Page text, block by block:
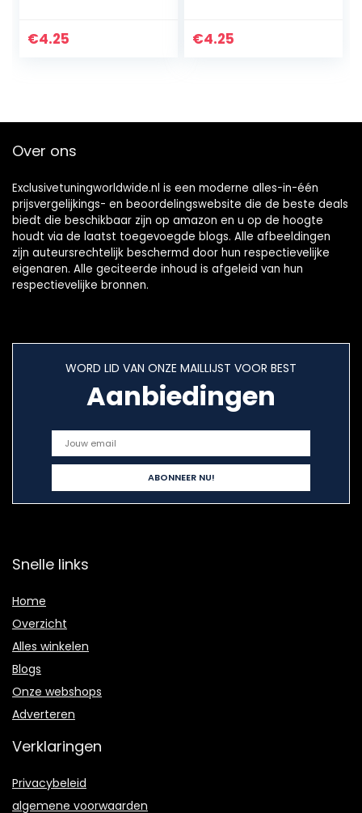
€4.25
1006 X
€4.25
Over ons
Exclusivetuningworldwide.nl is een moderne alles-in-één
prijsvergelijkings- en beoordelingswebsite die de beste deals
biedt die beschikbaar zijn op amazon en u op de hoogte
houdt via de laatst toegevoegde blogs. Alle afbeeldingen
zijn auteursrechtelijk beschermd door hun respectievelijke
eigenaren. Alle geciteerde inhoud is afgeleid van hun
respectievelijke bronnen.
WORD LID VAN ONZE MAILLIJST VOOR BEST
Aanbiedingen
Snelle links
Home
Overzicht
Alles winkelen
Blogs
Onze webshops
Adverteren
Verklaringen
Privacybeleid
algemene voorwaarden